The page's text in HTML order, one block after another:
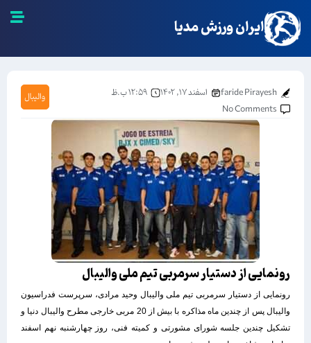
ایران ورزش مدیا
faride Pirayesh اسفند ۱۷, ۱۴۰۲
۱۲:۵۹ ب.ظ
No Comments
والیبال
رونمایی از دستیار سرمربی تیم ملی والیبال
رونمایی از دستیار سرمربی تیم ملی والیبال وحید مرادی، سرپرست فدراسیون
والیبال پس از چندین ماه مذاکره با بیش از 20 مربی خارجی مطرح والیبال دنیا و
تشکیل چندین جلسه شورای مشورتی و کمیته فنی، روز چهارشنبه نهم اسفند